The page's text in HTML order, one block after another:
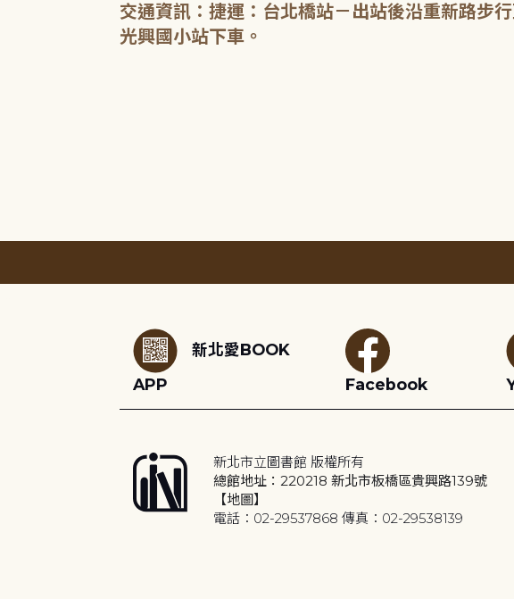
交通資訊：捷運：台北橋站－出站後沿重新路步
光興國小站下車。
新北愛BOOK
APP
Facebook
新北市立圖書館 版權所有
總館地址：220218 新北市板橋區貴興路139號
【地圖】
電話：02-29537868 傳真：02-29538139